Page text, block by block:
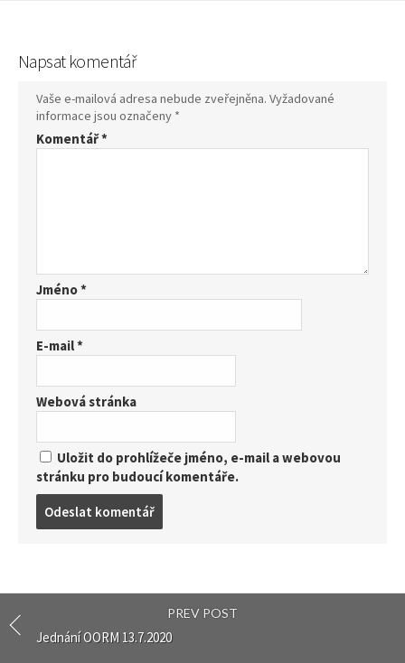
Napsat komentář
Vaše e-mailová adresa nebude zveřejněna. Vyžadované
informace jsou označeny *
Komentář*
Jméno*
E-mail*
Webová stránka
Uložit do prohlížeče jméno, e-mail a webovou
stránku pro budoucí komentáře.
PREV POST
Jednání OORM 13.7.2020